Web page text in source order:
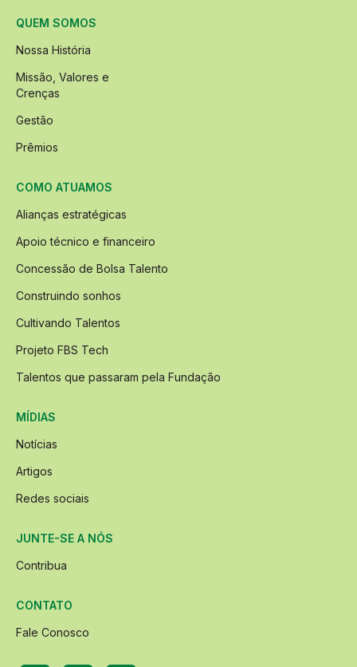
QUEM SOMOS
Nossa História
Missão, Valores e
Crenças
Gestão
Prêmios
COMO ATUAMOS
Alianças estratégicas
Apoio técnico e financeiro
Concessão de Bolsa Talento
Construindo sonhos
Cultivando Talentos
Projeto FBS Tech
Talentos que passaram pela Fundação
MÍDIAS
Notícias
Artigos
Redes sociais
JUNTE-SE A NÓS
Contribua
CONTATO
Fale Conosco